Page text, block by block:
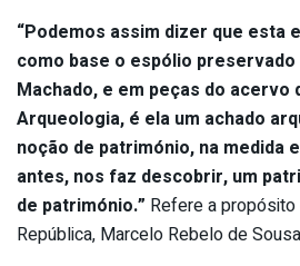
“Podemos assim dizer que esta
como base o espólio
Machado, e em peças do acervo
Arqueologia, é ela um achado
noção de património, na medida
antes, nos faz descobrir, um
de património.” Refere a
República, Marcelo Rebelo de